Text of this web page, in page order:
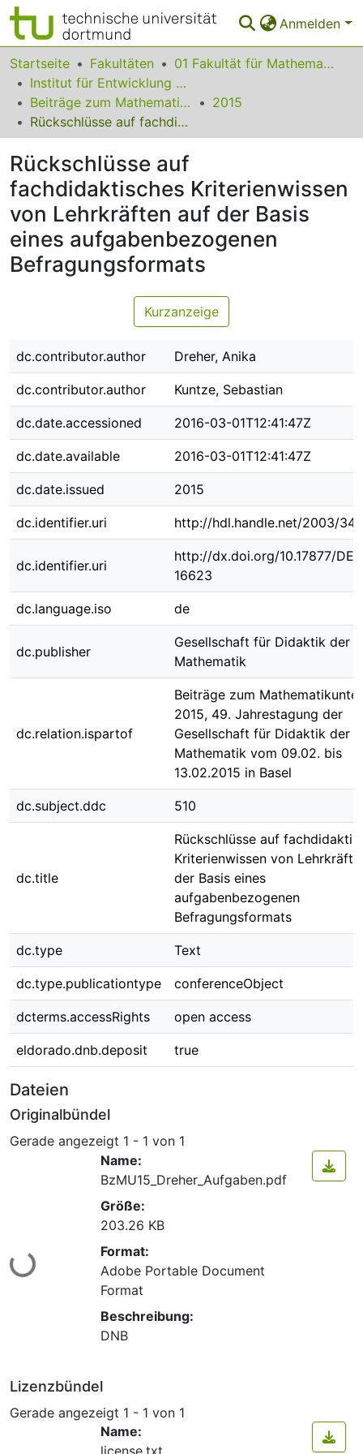
Anmelden
Bereiche & Sammlungen
Das gesamte Repositorium
Statistiken
FAQ
Leitlinien
Zurück zur Startseite
Startseite Fakultäten
01 Fakultät für Mathematik
Institut für Entwicklung und Erforschung des Mathematikunterrichts
Beiträge zum Mathematikunterricht
2015
Rückschlüsse auf fachdidaktisches Kriterienwissen von Lehrkräften auf der Basis eines aufgabenbezogenen Befragungsformats
Rückschlüsse auf
fachdidaktisches Kriterienwissen
von Lehrkräften auf der Basis
eines aufgabenbezogenen
Befragungsformats
Kurzanzeige
dc.contributor.author Dreher, Anika
dc.contributor.author Kuntze, Sebastian
dc.date.accessioned 2016-03-01T12:41:47Z
dc.date.available 2016-03-01T12:41:47Z
dc.date.issued 2015
dc.identifier.uri http://hdl.handle.net/2003/
dc.identifier.uri
http://dx.doi.org/10.17877/
16623
dc.language.iso de
dc.publisher
Gesellschaft für Didaktik der
Mathematik
dc.relation.ispartof
Beiträge zum
2015, 49. Jahrestagung der
Gesellschaft für Didaktik der
Mathematik vom 09.02. bis
13.02.2015 in Basel
dc.subject.ddc 510
dc.title
Rückschlüsse auf
Kriterienwissen von
der Basis eines
aufgabenbezogenen
Befragungsformats
dc.type Text
dc.type.publicationtype conferenceObject
dcterms.accessRights open access
eldorado.dnb.deposit true
Dateien
Originalbündel
Gerade angezeigt 1 - 1 von 1
Lade...
Name:
BzMU15_Dreher_Aufgaben.pdf
Größe:
203.26 KB
Format:
Adobe Portable Document
Format
Beschreibung:
DNB
Lizenzbündel
Gerade angezeigt 1 - 1 von 1
Name: